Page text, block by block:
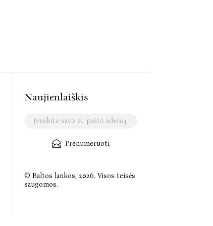
Naujienlaiškis
Prenumeruoti
© Baltos lankos, 2026. Visos teisės
saugomos.